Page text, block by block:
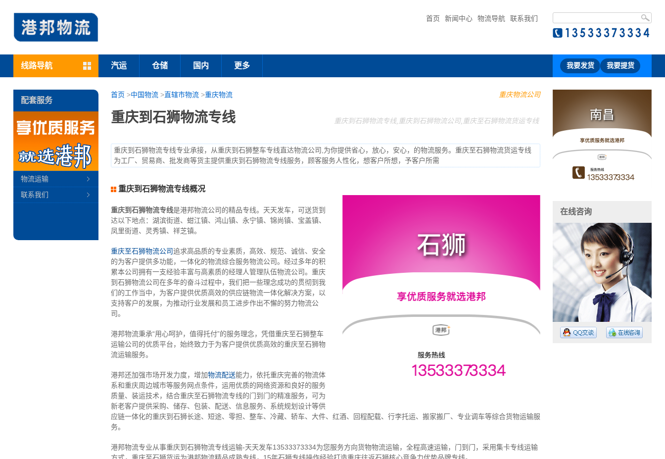
首页 新闻中心 物流导航 联系我们
线路导航 汽运 仓储 国内 更多 我要发货 我要提货
重庆物流公司
首页 >中国物流>直辖市物流>重庆物流
重庆到石狮物流专线 重庆到石狮物流专线,重庆到石狮物流公司,重庆至石狮物流货运专线
重庆到石狮物流专线专业承接，从重庆到石狮整车专线直达物流公司,为你提供省心，放心，安心，的物流服务。重庆至石狮物流货运专线
为工厂、贸易商、批发商等货主提供重庆到石狮物流专线服务，顾客服务人性化，想客户所想，予客户所需
重庆到石狮物流专线概况
重庆到石狮物流专线是港邦物流公司的精品专线。天天发车，可送货到
达以下地点：湖滨街道、蚶江镇、鸿山镇、永宁镇、锦尚镇、宝盖镇、
凤里街道、灵秀镇、祥芝镇。
重庆至石狮物流公司追求高品质的专业素质，高效、规范、诚信、安全
的为客户提供多功能，一体化的物流综合服务物流公司。经过多年的积
累本公司拥有一支经验丰富与高素质的经理人管理队伍物流公司。重庆
到石狮物流公司在多年的奋斗过程中，我们把一些理念成功的贯彻到我
们的工作当中，为客户提供优质高效的供应链物流一体化解决方案，以
支持客户的发展，为推动行业发展和员工进步作出不懈的努力物流公
司。
港邦物流秉承“用心呵护，值得托付”的服务理念，凭借重庆至石狮整车
运输公司的优质平台，始终致力于为客户提供优质高效的重庆至石狮物
流运输服务。
港邦还加强市场开发力度，增加物流配送能力，依托重庆完善的物流体
系和重庆周边城市等服务网点条件，运用优质的网络资源和良好的服务
质量、装运技术，结合重庆至石狮物流专线的门到门的精准服务，可为
新老客户提供采购、储存、包装、配送、信息服务、系统规划设计等供
应链一体化的重庆到石狮长途、短途、零担、整车、冷藏、轿车、大件、红酒、回程配载、行李托运、搬家搬厂、专业调车等综合货物运输服
务。
港邦物流专业从事重庆到石狮物流专线运输-天天发车13533373334为您服务方向货物物流运输，全程高速运输，门到门，采用集卡专线运输
配套服务
物流运输
联系我们
在线咨询